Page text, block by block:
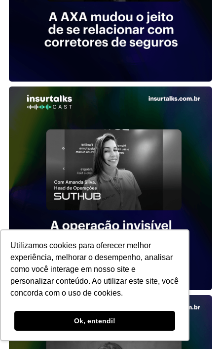
Utilizamos cookies para oferecer melhor
experiência, melhorar o desempenho, analisar
como você interage em nosso site e
personalizar conteúdo. Ao utilizar este site, você
concorda com o uso de cookies.
Ok, entendi!